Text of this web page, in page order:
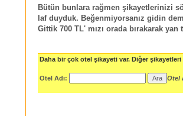
Bütün bunlara rağmen şikayetlerinizi
laf duyduk. Beğenmiyorsanız gidin
Gittik 700 TL' mızı orada bırakarak
Daha bir çok otel şikayeti var. Diğer
Otel Adı: Otel